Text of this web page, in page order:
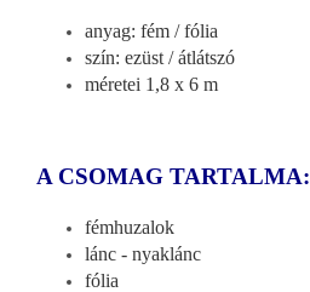
anyag: fém / fólia
szín: ezüst / átlátszó
méretei 1,8 x 6 m
A CSOMAG TARTALMA:
fémhuzalok
lánc - nyaklánc
fólia